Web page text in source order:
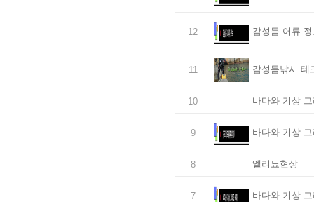
12 감성돔 어류
11 감성돔낚시 테
10 바다와 기상
9 바다와 기상
8 엘리뇨현상
7 바다와 기상